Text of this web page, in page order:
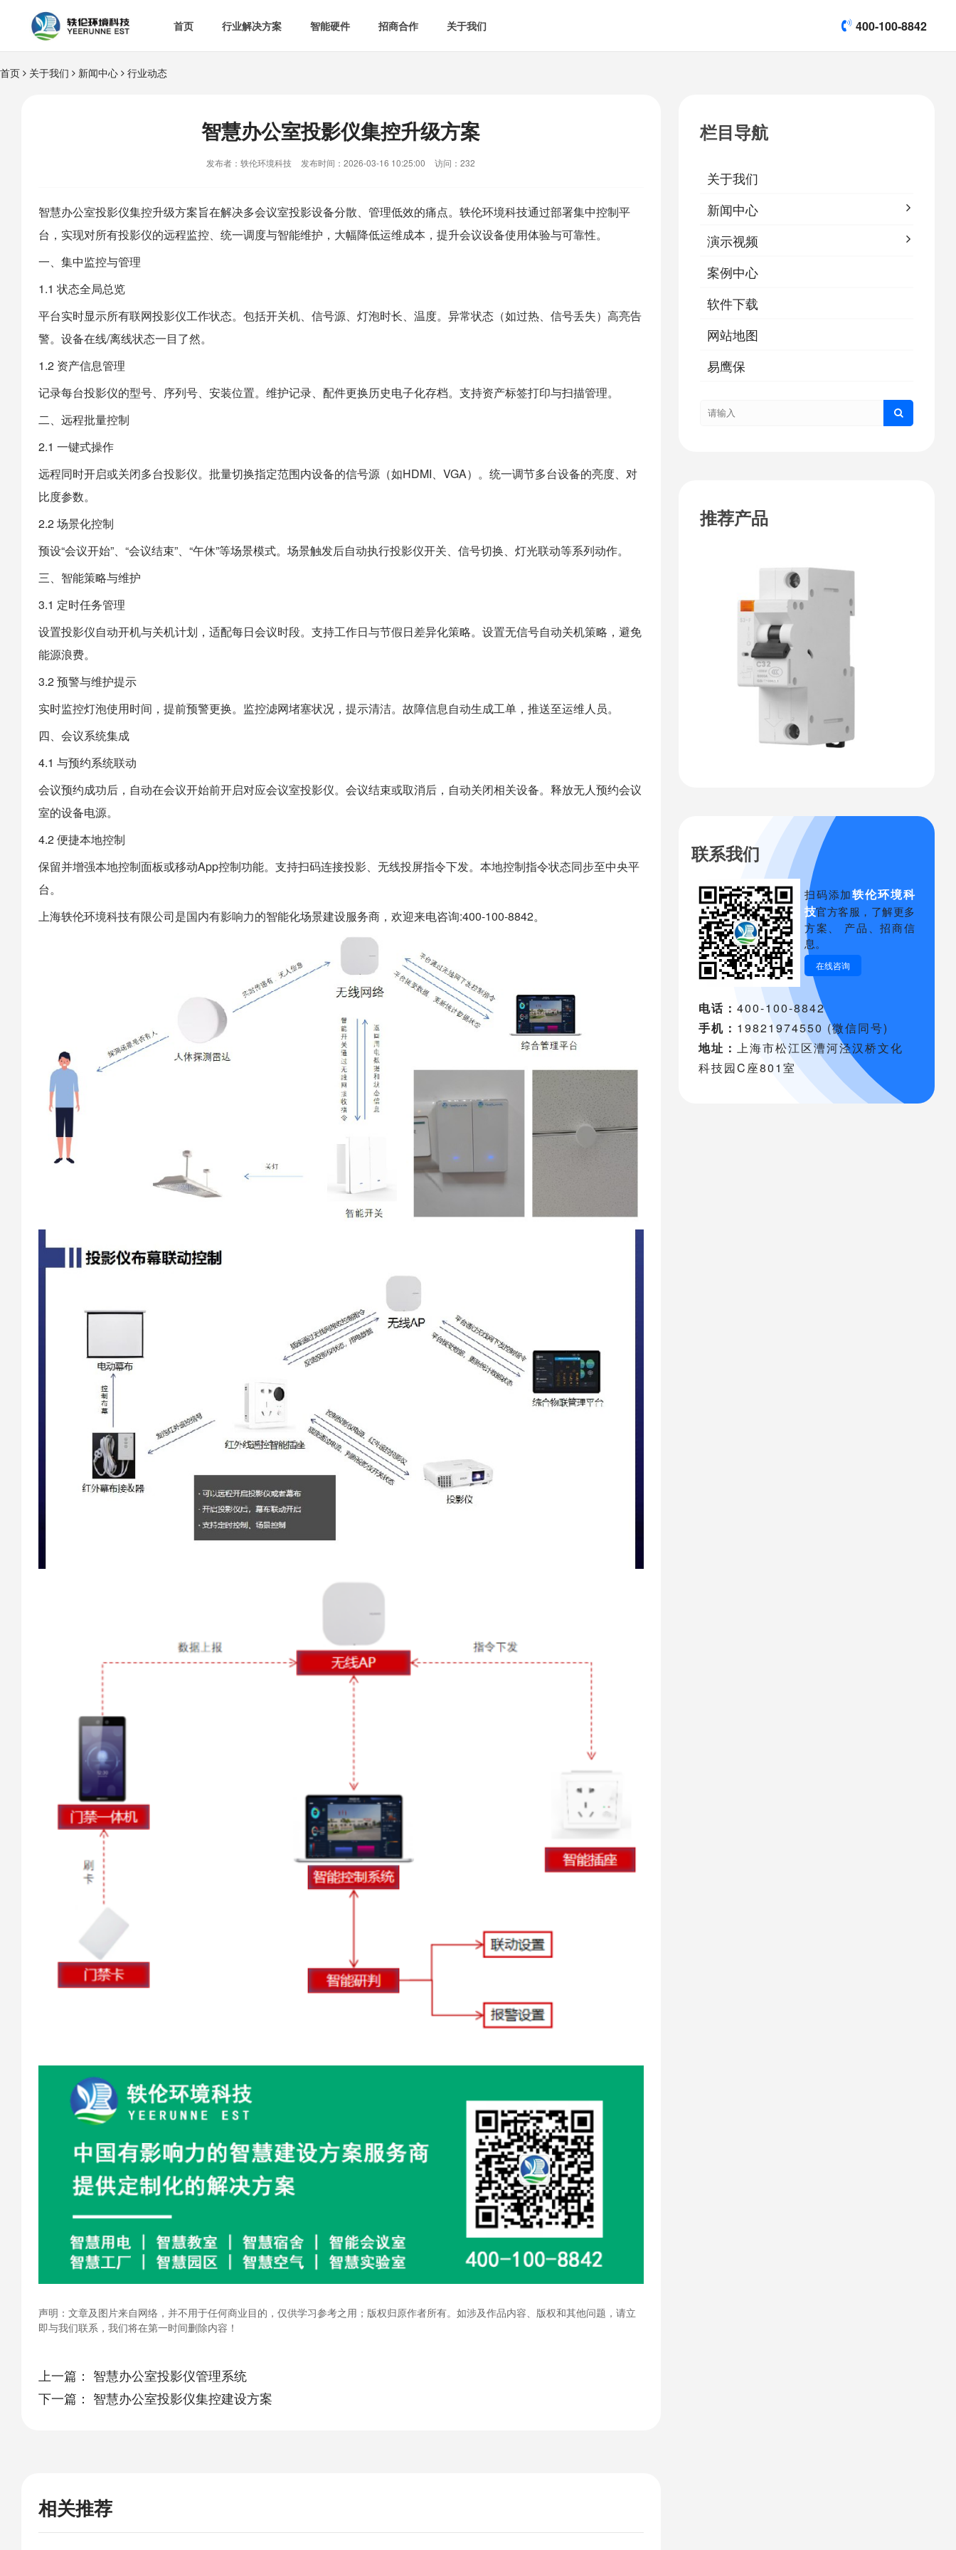
首页 行业解决方案
智慧食安  空气监测方案  智慧用电方案
热门解决方案  智慧场景建设
智能硬件

[list:subtitle]
招商合作 关于我们 400-100-8842
首页 关于我们 新闻中心 行业动态
智慧办公室投影仪集控升级方案
发布者：轶伦环境科技 发布时间：2026-03-16 10:25:00 访问：232
智慧办公室投影仪集控升级方案旨在解决多会议室投影设备分散、管理低效的痛点。 轶伦环境科技通过部署集中控制平
台，实现对所有投影仪的远程监控、统一调度与智能维护，大幅降低运维成本，提升会议设备使用体验与可靠性。
一、集中监控与管理
1.1 状态全局总览
平台实时显示所有联网投影仪工作状态。包括开关机、信号源、灯泡时长、温度。异常状态（如过热、信号丢失）高亮告
警。设备在线/离线状态一目了然。
1.2 资产信息管理
记录每台投影仪的型号、序列号、安装位置。维护记录、配件更换历史电子化存档。支持资产标签打印与扫描管理。
二、远程批量控制
2.1 一键式操作
远程同时开启或关闭多台投影仪。批量切换指定范围内设备的信号源（如HDMI、VGA）。统一调节多台设备的亮度、对
比度参数。
2.2 场景化控制
预设“会议开始”、“会议结束”、“午休”等场景模式。场景触发后自动执行投影仪开关、信号切换、灯光联动等系列动作。
三、智能策略与维护
3.1 定时任务管理
设置投影仪自动开机与关机计划，适配每日会议时段。支持工作日与节假日差异化策略。设置无信号自动关机策略，避免
能源浪费。
3.2 预警与维护提示
实时监控灯泡使用时间，提前预警更换。监控滤网堵塞状况，提示清洁。故障信息自动生成工单，推送至运维人员。
四、会议系统集成
4.1 与预约系统联动
会议预约成功后，自动在会议开始前开启对应会议室投影仪。会议结束或取消后，自动关闭相关设备。释放无人预约会议
室的设备电源。
4.2 便捷本地控制
保留并增强本地控制面板或移动App控制功能。支持扫码连接投影、无线投屏指令下发。本地控制指令状态同步至中央平
台。
上海轶伦环境科技有限公司是国内有影响力的智能化场景建设服务商，欢迎来电咨询:400-100-8842。
声明：文章及图片来自网络，并不用于任何商业目的，仅供学习参考之用；版权归原作者所有。如涉及作品内容、版权和其他问题，请立
即与我们联系，我们将在第一时间删除内容！
上一篇： 智慧办公室投影仪管理系统
下一篇： 智慧办公室投影仪集控建设方案
相关推荐
栏目导航
关于我们
新闻中心
演示视频
案例中心
软件下载
网站地图
易鹰保
推荐产品
联系我们
扫码添加轶伦环境科
技官方客服，了解更多
方案、 产品、招商信
息。
在线咨询
电话：400-100-8842
手机： 19821974550 (微信同号)
地址：上海市松江区漕河泾汉桥文化
科技园C座801室